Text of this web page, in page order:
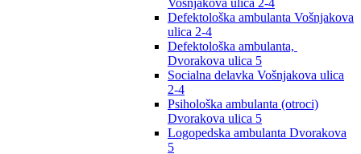
Vošnjakova ulica 2-4
Defektološka ambulanta Vošnjakova
ulica 2-4
Defektološka ambulanta,
Dvorakova ulica 5
Socialna delavka Vošnjakova ulica
2-4
Psihološka ambulanta (otroci)
Dvorakova ulica 5
Logopedska ambulanta Dvorakova
5